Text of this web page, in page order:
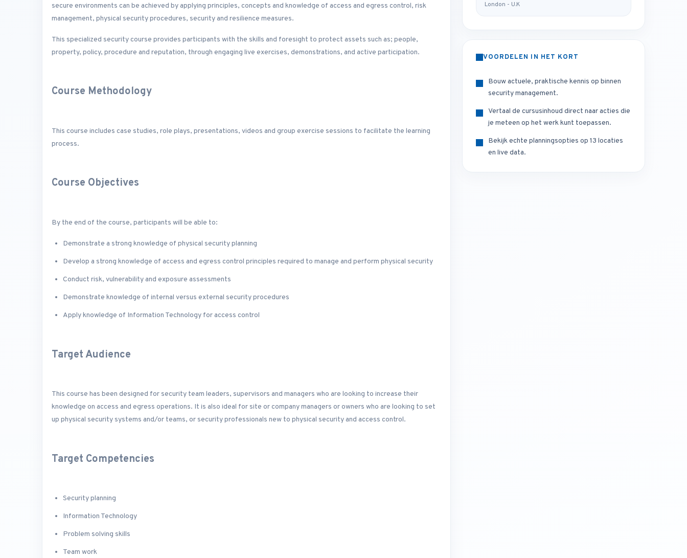
secure environments can be achieved by applying principles, concepts and knowledge of access and egress control, risk
management, physical security procedures, security and resilience measures.
This specialized security course provides participants with the skills and foresight to protect assets such as; people,
property, policy, procedure and reputation, through engaging live exercises, demonstrations, and active participation.
Course Methodology
This course includes case studies, role plays, presentations, videos and group exercise sessions to facilitate the learning
process.
Course Objectives
By the end of the course, participants will be able to:
Demonstrate a strong knowledge of physical security planning
Develop a strong knowledge of access and egress control principles required to manage and perform physical security
Conduct risk, vulnerability and exposure assessments
Demonstrate knowledge of internal versus external security procedures
Apply knowledge of Information Technology for access control
Target Audience
This course has been designed for security team leaders, supervisors and managers who are looking to increase their
knowledge on access and egress operations. It is also ideal for site or company managers or owners who are looking to set
up physical security systems and/or teams, or security professionals new to physical security and access control.
Target Competencies
Security planning
Information Technology
Problem solving skills
Team work
London - U.K
VOORDELEN IN HET KORT
Bouw actuele, praktische kennis op binnen
security management.
Vertaal de cursusinhoud direct naar acties die
je meteen op het werk kunt toepassen.
Bekijk echte planningsopties op 13 locaties
en live data.